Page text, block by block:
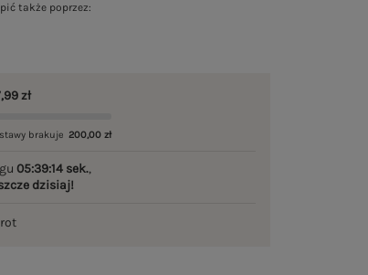
także poprzez:
zł
brakuje 200,00 zł
05:39:13 sek.,
dzisiaj!